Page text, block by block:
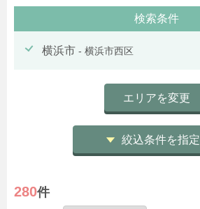
検索条件
横浜市 - 横浜市西区
エリアを変更
絞込条件を指定
280件